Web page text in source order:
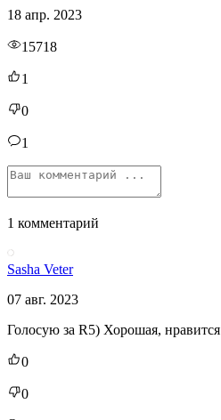
18 апр. 2023
15718
1
0
1
1 комментарий
Sasha Veter
07 авг. 2023
Голосую за R5) Хорошая, нравится
0
0